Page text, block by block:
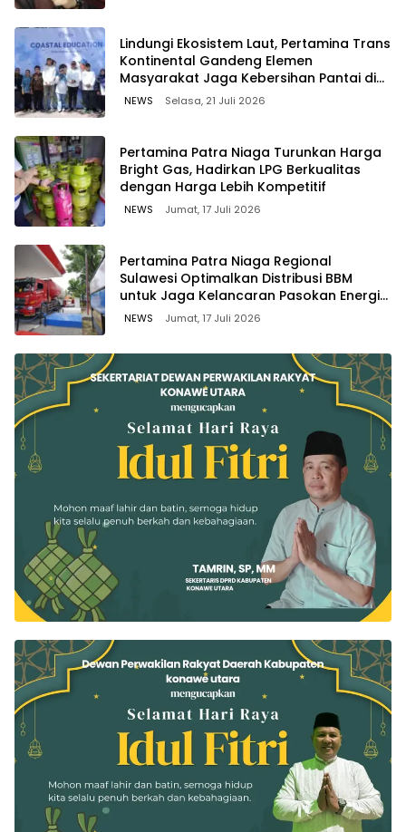
Lindungi Ekosistem Laut, Pertamina Trans
Kontinental Gandeng Elemen
Masyarakat Jaga Kebersihan Pantai di
Bitung, Sulawesi
NEWS Selasa, 21 Juli 2026
Pertamina Patra Niaga Turunkan Harga
Bright Gas, Hadirkan LPG Berkualitas
dengan Harga Lebih Kompetitif
NEWS Jumat, 17 Juli 2026
Pertamina Patra Niaga Regional
Sulawesi Optimalkan Distribusi BBM
untuk Jaga Kelancaran Pasokan Energi
di Seluruh Wilayah Sulawesi
NEWS Jumat, 17 Juli 2026